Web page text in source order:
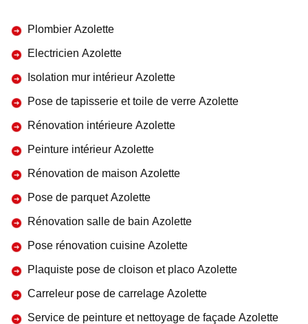
Plombier Azolette
Electricien Azolette
Isolation mur intérieur Azolette
Pose de tapisserie et toile de verre Azolette
Rénovation intérieure Azolette
Peinture intérieur Azolette
Rénovation de maison Azolette
Pose de parquet Azolette
Rénovation salle de bain Azolette
Pose rénovation cuisine Azolette
Plaquiste pose de cloison et placo Azolette
Carreleur pose de carrelage Azolette
Service de peinture et nettoyage de façade Azolette